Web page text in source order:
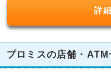
詳
プロミスの店舗・ATM